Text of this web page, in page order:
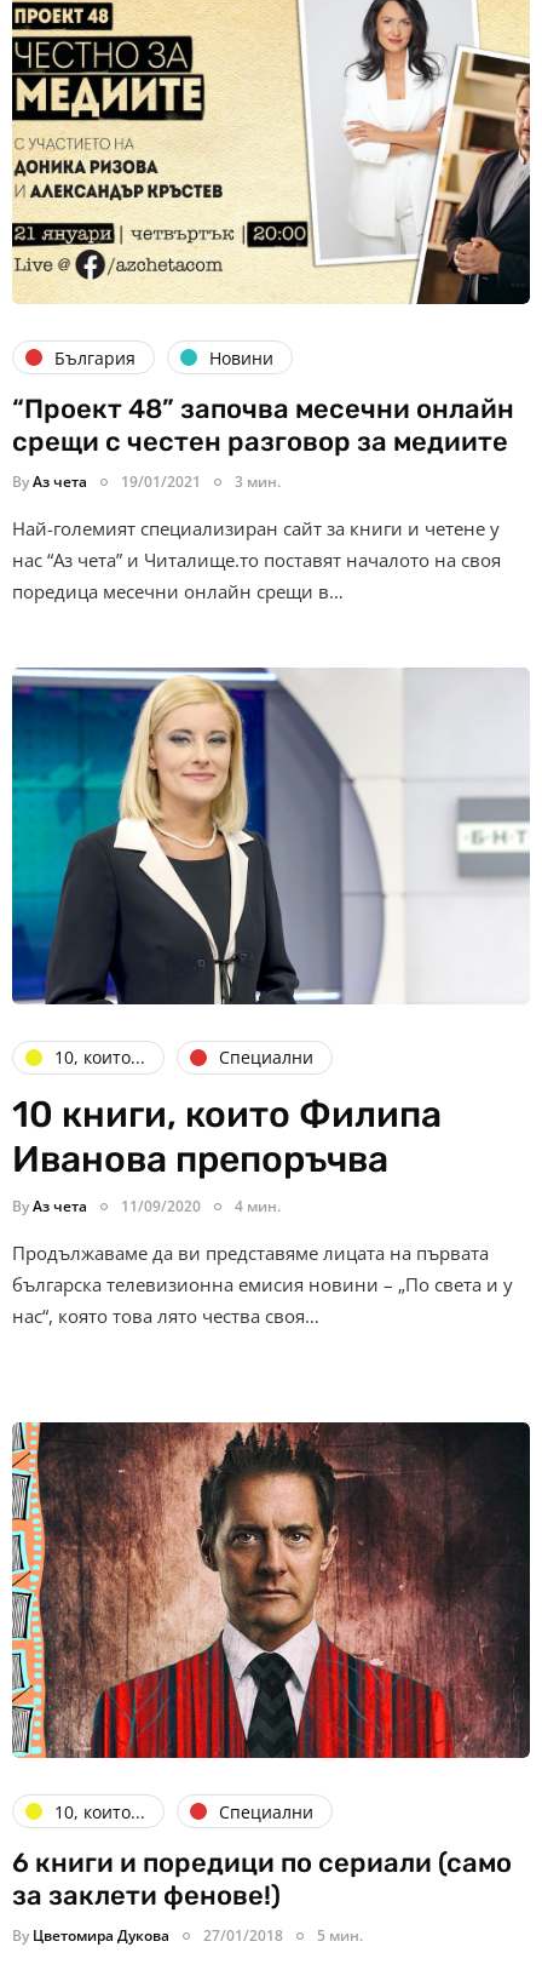
България Новини
“Проект 48” започва месечни онлайн
срещи с честен разговор за медиите
ByАз чета 19/01/2021 3 мин.
Най-големият специализиран сайт за книги и четене у
нас “Аз чета” и Читалище.то поставят началото на своя
поредица месечни онлайн срещи в…
10, които... Специални
10 книги, които Филипа
Иванова препоръчва
ByАз чета 11/09/2020 4 мин.
Продължаваме да ви представяме лицата на първата
българска телевизионна емисия новини – „По света и у
нас“, която това лято чества своя…
10, които... Специални
6 книги и поредици по сериали (само
за заклети фенове!)
By Цветомира Дукова 27/01/2018 5 мин.